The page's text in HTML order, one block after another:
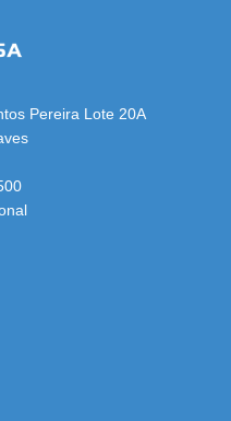
Pereira Lote 20A